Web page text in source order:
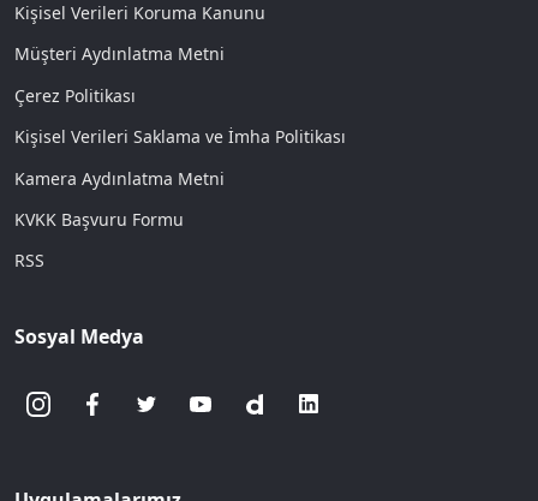
Kişisel Verileri Koruma Kanunu
Müşteri Aydınlatma Metni
Çerez Politikası
Kişisel Verileri Saklama ve İmha Politikası
Kamera Aydınlatma Metni
KVKK Başvuru Formu
RSS
Sosyal Medya